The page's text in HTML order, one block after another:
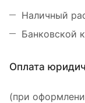
Наличный
Банковской
Оплата
(при